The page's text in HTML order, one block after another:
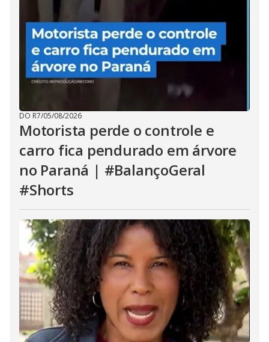
DO R7/05/08/2026
Motorista perde o controle e
carro fica pendurado em árvore
no Paraná | #BalançoGeral
#Shorts